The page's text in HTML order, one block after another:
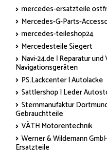
mercedes-ersatzteile
Mercedes-G-Parts-
mercedes-teileshop24
Mercedesteile Siegert
Navi-24.de | Reparatur
Navigationsgeräten
PS.Lackcenter | Autolacke
Sattlershop | Leder
Sternmanufaktur
Gebrauchtteile
VÄTH Motorentechnik
Werner & Wildemann
Ersatzteile